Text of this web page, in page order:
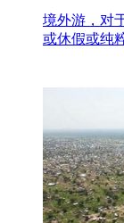
境外游，对
或休假或纯